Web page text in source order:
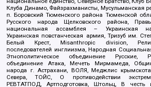
Клуба Динамо, Файзрахманисты, Мусульманская
п. Боровский Тюменского района Тюменской
Русского народа Щелковского района,
национальная ассамблея – Украинская
Украинская повстанческая армия, Тризуб им.
Белый Крест, Misanthropic division,
последователей инглиизма, Народная
Этнополитическое объединение Русские,
объединение Атака, Мечеть Мирмамеда,
народа г. Астрахани, ВОЛЯ, Меджлис
Севера, ТОЙС, О противодействии
РЕВТАТПОД, Артподготовка, Штольц, В